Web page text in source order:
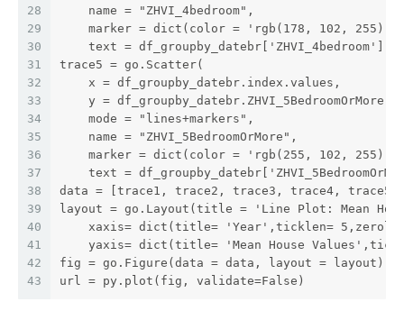
28
29
30
31
32
33
34
35
36
37
38
39
40
41
42
43
    name = "ZHVI_4bedroom",
marker = dict(color = 'rgb(178, 102,
    text = df_groupby_datebr['ZHVI_4bedroom'])
trace5 = go.Scatter(
    x = df_groupby_datebr.index.values,
y =
    mode = "lines+markers",
    name = "ZHVI_5BedroomOrMore",
marker = dict(color = 'rgb(255, 102,
text =
data = [trace1, trace2, trace3, trace4, trace5]
layout = go.Layout(title = 'Line Plot: Mean
xaxis= dict(title= 'Year',ticklen=
yaxis= dict(title= 'Mean House
fig = go.Figure(data = data, layout = layout)
url = py.plot(fig, validate=False)